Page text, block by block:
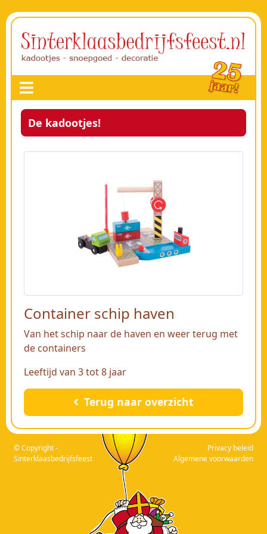
De kadootjes!
Container schip haven
Van het schip naar de haven en weer terug met
de containers
Leeftijd van 3 tot 8 jaar
Terug naar overzicht
© Copyright -
Sinterklaasbedrijfsfeest
Privacy beleid
Algemene voorwaarden